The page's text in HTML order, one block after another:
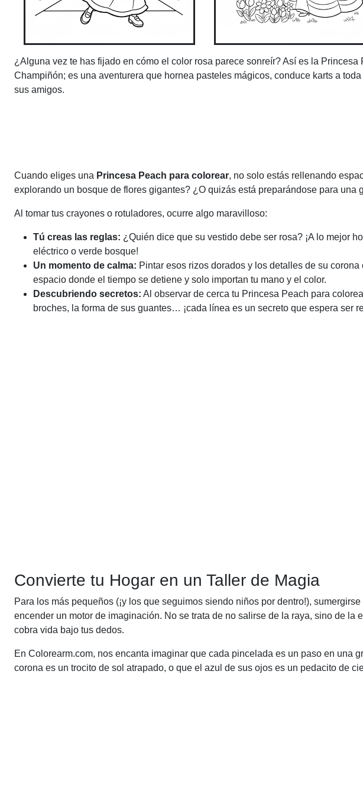
¿Alguna vez te has fijado en cómo el color rosa parece sonreír? Así es la
Champiñón; es una aventurera que hornea pasteles mágicos, conduce karts a
sus amigos.
Cuando eliges una Princesa Peach para colorear, no solo estás rellenando
explorando un bosque de flores gigantes? ¿O quizás está preparándose para una
Al tomar tus crayones o rotuladores, ocurre algo maravilloso:
Tú creas las reglas: ¿Quién dice que su vestido debe ser rosa? ¡A lo mejor
eléctrico o verde bosque!
Un momento de calma: Pintar esos rizos dorados y los detalles de su
espacio donde el tiempo se detiene y solo importan tu mano y el color.
Descubriendo secretos: Al observar de cerca tu Princesa Peach para
broches, la forma de sus guantes… ¡cada línea es un secreto que espera ser
Convierte tu Hogar en un Taller de Magia
Para los más pequeños (¡y los que seguimos siendo niños por dentro!),
encender un motor de imaginación. No se trata de no salirse de la raya, sino de la
cobra vida bajo tus dedos.
En Colorearm.com, nos encanta imaginar que cada pincelada es un paso en una
corona es un trocito de sol atrapado, o que el azul de sus ojos es un pedacito de